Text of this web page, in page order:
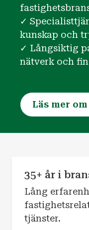
✓
kunskap och
✓ Långsiktig
nätverk och
Läs mer
35+ år i
Lång
tjänster.